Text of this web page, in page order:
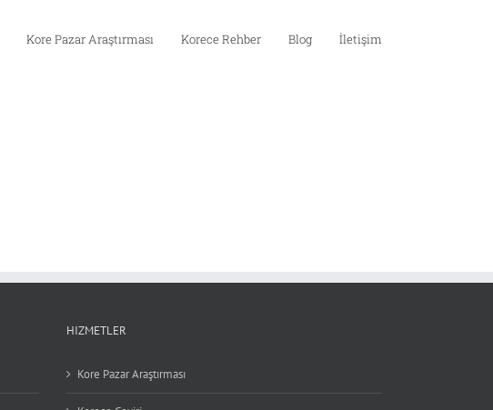
Kore Pazar Araştırması Korece Rehber Blog İletişim
HIZMETLER
Kore Pazar Araştırması